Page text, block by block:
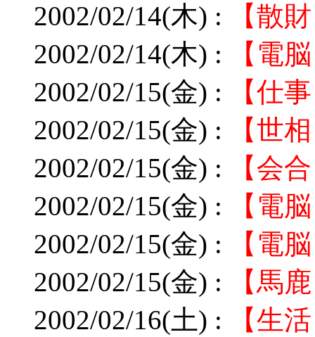
2002/02/14(木) :
【散
2002/02/14(木) :
【電
2002/02/15(金) :
【仕
2002/02/15(金) :
【世
2002/02/15(金) :
【会
2002/02/15(金) :
【電
2002/02/15(金) :
【電
2002/02/15(金) :
【馬
2002/02/16(土) :
【生